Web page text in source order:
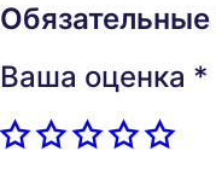
Ваша оценка *